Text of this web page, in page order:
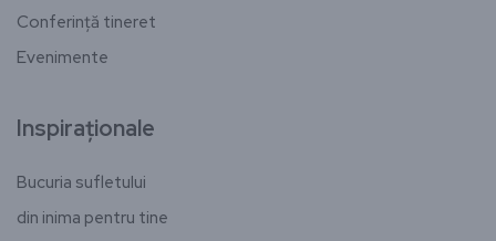
Conferință tineret
Evenimente
Inspiraționale
Bucuria sufletului
din inima pentru tine